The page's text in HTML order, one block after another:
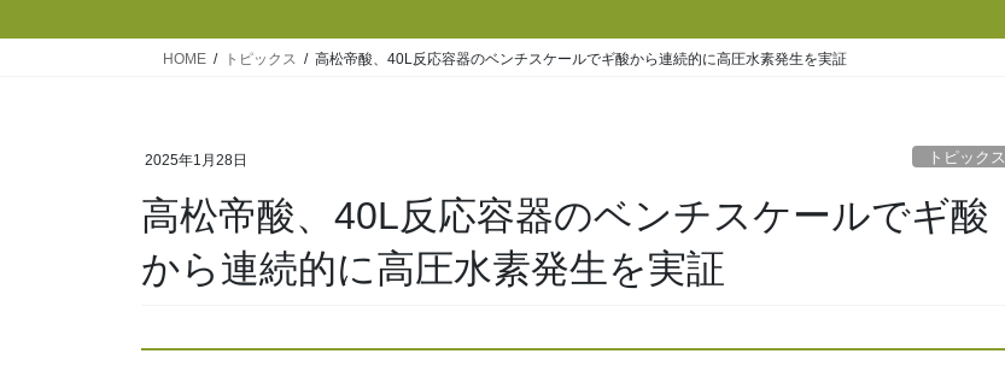
HOME トピックス 高松帝酸、40L反応容器のベンチスケールでギ酸から連続的に高圧水素発生を実証
2025年1月28日 トピックス
高松帝酸、40L反応容器のベンチスケールでギ酸
から連続的に高圧水素発生を実証